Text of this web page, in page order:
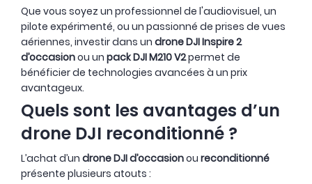
Que vous soyez un professionnel de l'audiovisuel, un
pilote expérimenté, ou un passionné de prises de vues
aériennes, investir dans un drone DJI Inspire 2
d’occasionou un pack DJI M210 V2permet de
bénéficier de technologies avancées à un prix
avantageux.
Quels sont les avantages d’un
drone DJI reconditionné ?
L’achat d’un drone DJI d’occasionou reconditionné
présente plusieurs atouts :